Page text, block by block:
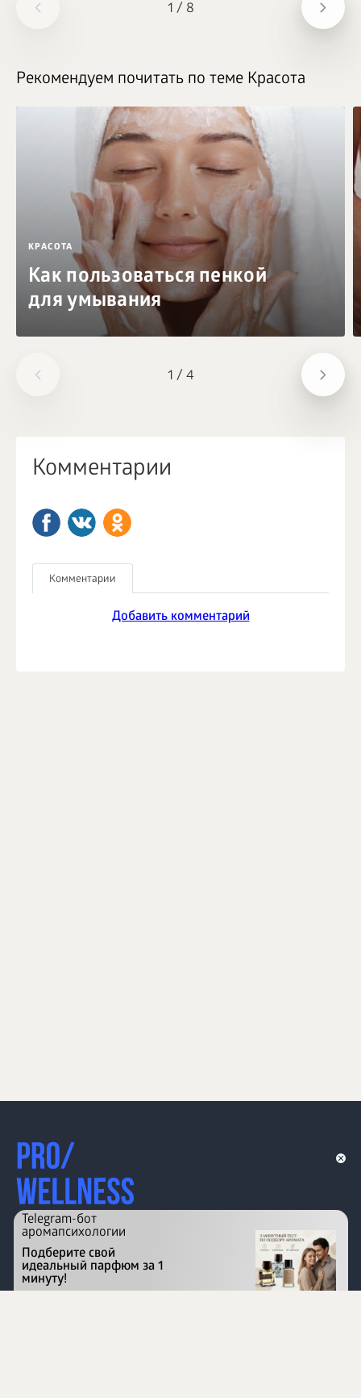
1 / 8
1 / 4
Рекомендуем почитать по теме Красота
КРАСОТА
Как пользоваться пенкой
для умывания
Комментарии
Комментарии
Добавить комментарий
Перейти на сайт
Telegram-бот
аромапсихологии
Подберите свой
идеальный парфюм за 1
минуту!